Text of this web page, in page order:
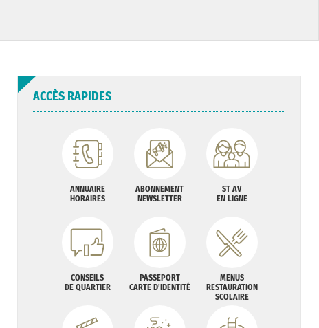
ACCÈS RAPIDES
ANNUAIRE
HORAIRES
ABONNEMENT
NEWSLETTER
ST AV
EN LIGNE
CONSEILS
DE QUARTIER
PASSEPORT
CARTE D'IDENTITÉ
MENUS
RESTAURATION
SCOLAIRE